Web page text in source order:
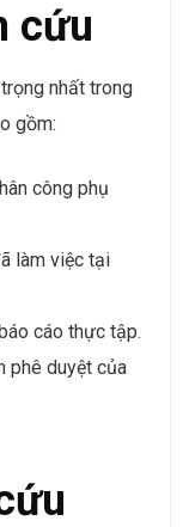
cứu
nhất trong
gồm:
công phụ
làm việc tại
cáo thực tập.
phê duyệt của